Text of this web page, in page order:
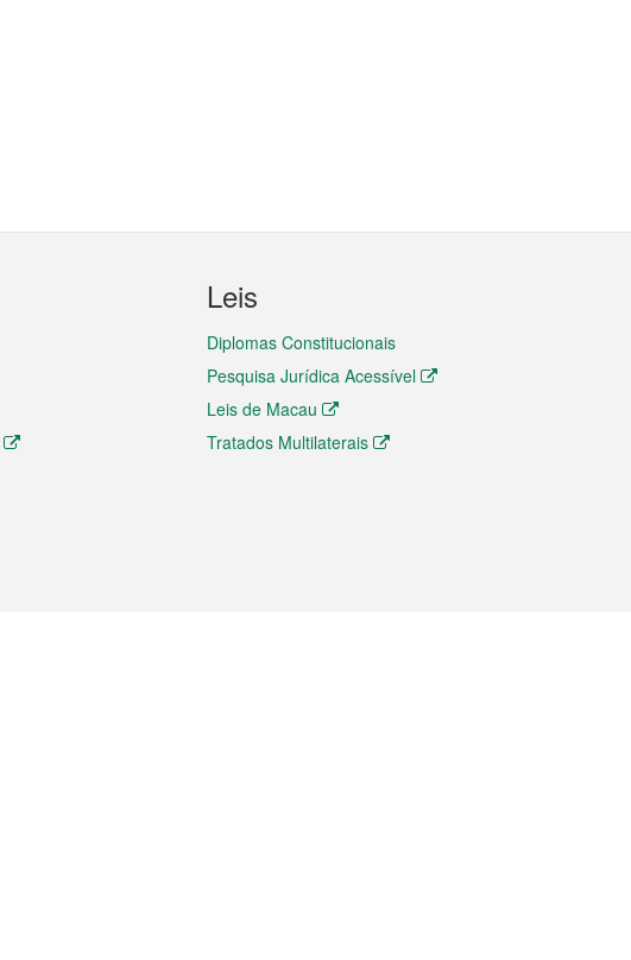
Leis
Diplomas Constitucionais
Pesquisa Jurídica Acessível
Leis de Macau
Tratados Multilaterais